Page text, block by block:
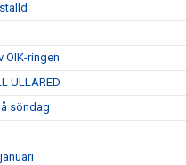
OIK-ringen
ULLARED
söndag